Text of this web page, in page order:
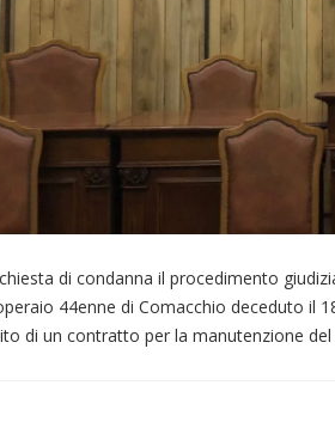
di condanna il procedimento
44enne di Comacchio deceduto
di un contratto per la manutenzione